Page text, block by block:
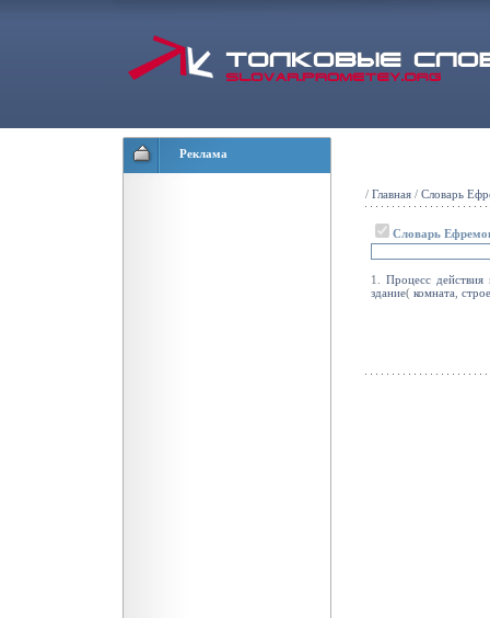
Реклама
/ Главная / Словарь
Словарь
1. Процесс действия
здание( комната